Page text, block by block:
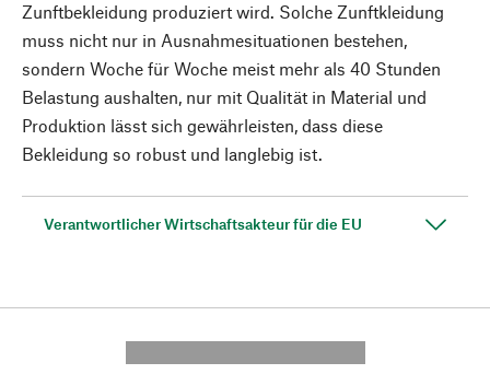
Zunftbekleidung produziert wird. Solche Zunftkleidung
muss nicht nur in Ausnahmesituationen bestehen,
sondern Woche für Woche meist mehr als 40 Stunden
Belastung aushalten, nur mit Qualität in Material und
Produktion lässt sich gewährleisten, dass diese
Bekleidung so robust und langlebig ist.
Verantwortlicher Wirtschaftsakteur für die EU